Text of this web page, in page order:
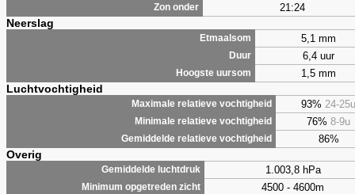
Zon onder 21:24
Neerslag
Etmaalsom 5,1 mm
Duur 6,4 uur
Hoogste uursom 1,5 mm
Luchtvochtigheid
Maximale relatieve vochtigheid 93% 24-25u
Minimale relatieve vochtigheid 76% 8-9u
Gemiddelde relatieve vochtigheid 86%
Overig
Gemiddelde luchtdruk 1.003,8 hPa
Minimum opgetreden zicht 4500 - 4600m